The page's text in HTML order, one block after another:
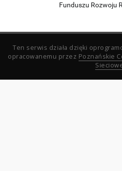
Funduszu Rozwoju
Ten serwis działa dzięki
opracowanemu przez Poznańskie